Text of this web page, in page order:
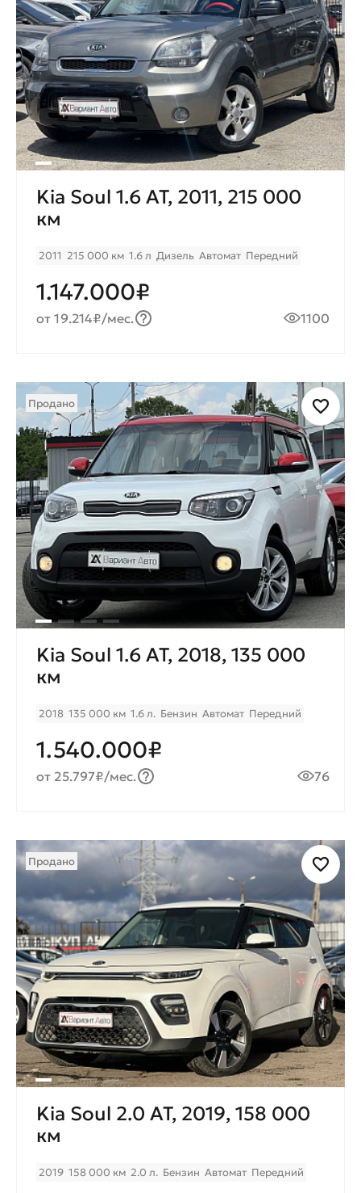
Kia Soul 1.6 AT, 2011, 215 000
км
2011 215 000 км 1.6 л Дизель Автомат Передний
1.147.000₽
от 19.214₽/мес. 1100
Продано
Kia Soul 1.6 AT, 2018, 135 000
км
2018 135 000 км 1.6 л. Бензин Автомат Передний
1.540.000₽
от 25.797₽/мес. 76
Продано
Kia Soul 2.0 AT, 2019, 158 000
км
2019 158 000 км 2.0 л. Бензин Автомат Передний